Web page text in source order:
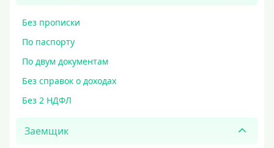
Без прописки
По паспорту
По двум документам
Без справок о доходах
Без 2 НДФЛ
Заемщик